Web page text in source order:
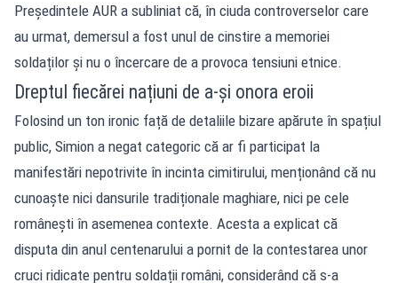
Președintele AUR a subliniat că, în ciuda controverselor care
au urmat, demersul a fost unul de cinstire a memoriei
soldaților și nu o încercare de a provoca tensiuni etnice.
Dreptul fiecărei națiuni de a-și onora eroii
Folosind un ton ironic față de detaliile bizare apărute în spațiul
public, Simion a negat categoric că ar fi participat la
manifestări nepotrivite în incinta cimitirului, menționând că nu
cunoaște nici dansurile tradiționale maghiare, nici pe cele
românești în asemenea contexte. Acesta a explicat că
disputa din anul centenarului a pornit de la contestarea unor
cruci ridicate pentru soldații români, considerând că s-a